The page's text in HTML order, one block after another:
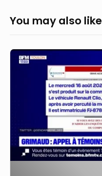
You may also like
Grave